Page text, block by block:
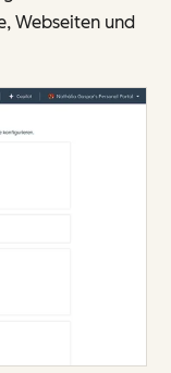
Webseiten und